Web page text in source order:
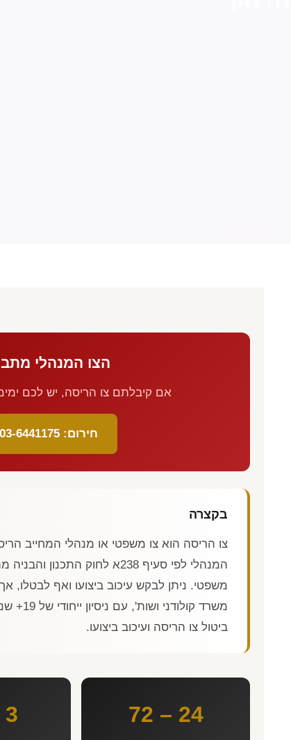
הצו המנהלי
אם קיבלתם צו הריסה, יש לכם
חירום: 03-6441175
בקצרה
צו הריסה הוא צו משפטי או מנהלי המחייב
המנהלי לפי סעיף 238א לחוק התכנון והבניה מתבצע תוך
משרד
ביטול צו הריסה ועיכוב ביצועו.
72 – 24 3 ימים